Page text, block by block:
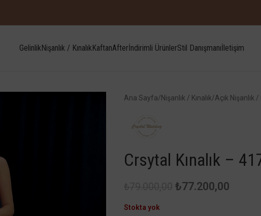
GelinlikNişanlık / KınalıkKaftanAfterİndirimli ÜrünlerStil Danışmanıİletişim
Ana Sayfa/Nişanlık / Kınalık/Açık Nişanlık /
Crsytal Kınalık –
₺77.200,00
Stokta yok